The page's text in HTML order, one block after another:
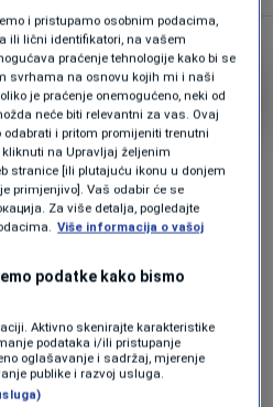
Srbije i SAD-a: Šta donosi
Verma?
| 0
Oglas
i pristupamo osobnim podacima,
ili lični identifikatori, na vašem
praćenje tehnologije kako bi se
svrhama na osnovu kojih mi i naši
je praćenje onemogućeno, neki od
neće biti relevantni za vas. Ovaj
i pritom promijeniti trenutni
na Upravljaj željenim
stranice [ili plutajuću ikonu u donjem
primjenjivo]. Vaš odabir će se
Za više detalja, pogledajte
Više informacija o vašoj
podatke kako bismo
Aktivno skenirajte karakteristike
podataka i/ili pristupanje
oglašavanje i sadržaj, mjerenje
publike i razvoj usluga.